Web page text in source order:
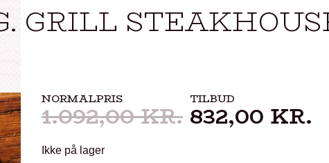
GRILL
NORMALPRIS
1.092,00KR.
TILBUD
832,00 KR.
Ikke på lager